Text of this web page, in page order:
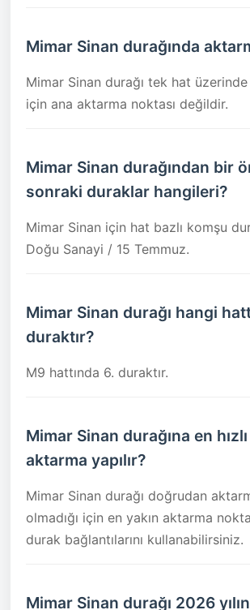
Mimar Sinan durağında
Mimar Sinan durağı tek hat
için ana aktarma noktası değildir.
Mimar Sinan durağından bir
sonraki duraklar hangileri?
Mimar Sinan için hat bazlı komşu
Doğu Sanayi / 15 Temmuz.
Mimar Sinan durağı hangi
duraktır?
M9 hattında 6. duraktır.
Mimar Sinan durağına en hızlı
aktarma yapılır?
Mimar Sinan durağı doğrudan
olmadığı için en yakın aktarma
durak bağlantılarını kullanabilirsiniz.
Mimar Sinan durağı 2026